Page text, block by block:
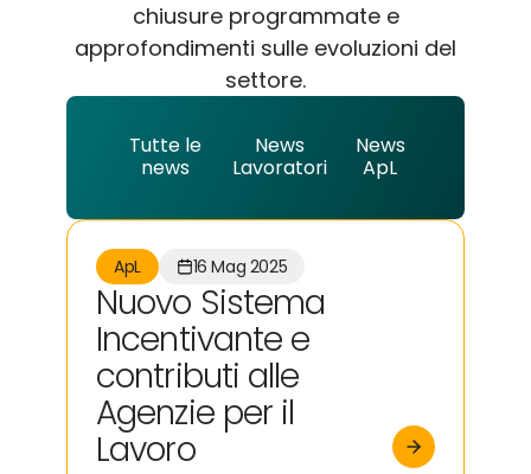
chiusure programmate e
approfondimenti sulle evoluzioni del
settore.
Tutte le
news
News
Lavoratori
News
ApL
ApL 16 Mag 2025
Nuovo Sistema
Incentivante e
contributi alle
Agenzie per il
Lavoro